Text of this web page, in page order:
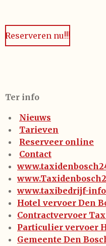
Reserveren nu!!!
Ter info
Nieuws
Tarieven
Reserveer online
Contact
www.taxibedrijf-
Hotel vervoer Den
Contractvervoer
Particulier vervoer
Gemeente Den